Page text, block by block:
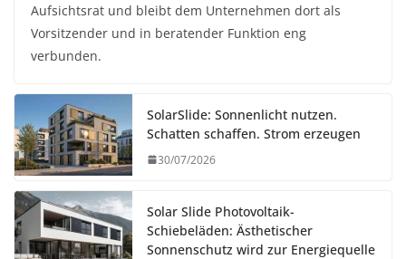
Aufsichtsrat und bleibt dem Unternehmen dort als
Vorsitzender und in beratender Funktion eng
verbunden.
SolarSlide: Sonnenlicht nutzen.
Schatten schaffen. Strom erzeugen
30/07/2026
Solar Slide Photovoltaik-
Schiebeläden: Ästhetischer
Sonnenschutz wird zur Energiequelle